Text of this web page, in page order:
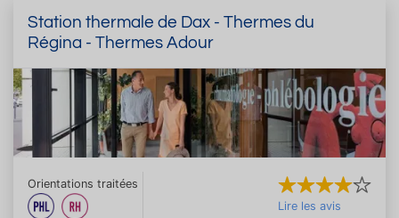
Station thermale de Dax - Thermes du
Régina - Thermes Adour
Orientations traitées
Lire les avis